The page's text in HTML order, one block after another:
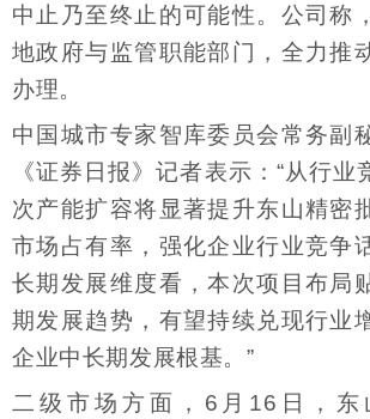
中止乃至终止的可能性。公司称
地政府与监管职能部门，全力推
办理。
中国城市专家智库委员会常务副
《证券日报》记者表示：“从行业
次产能扩容将显著提升东山精密
市场占有率，强化企业行业竞争
长期发展维度看，本次项目布局
期发展趋势，有望持续兑现行业
企业中长期发展根基。”
二级市场方面，6月16日，东